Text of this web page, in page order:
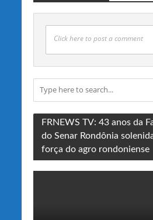
Click here to post a comment
FRNEWS TV: 43 anos da
do Senar Rondônia
força do agro rondoniense